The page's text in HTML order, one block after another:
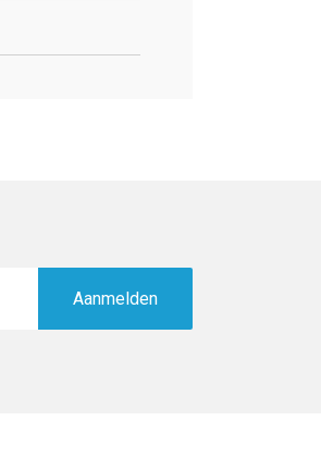
Aanmelden